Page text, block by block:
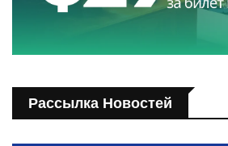
Рассылка Новостей